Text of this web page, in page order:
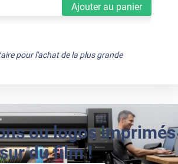
Ajouter au panier
pour l'achat de la plus grande
ou logos imprimés
sur du film !